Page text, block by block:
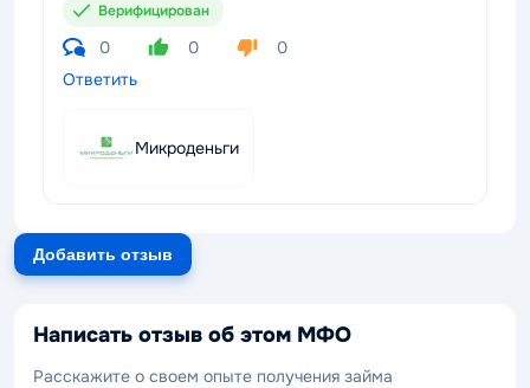
Верифицирован
0 0
0
Ответить
Микроденьги
Добавить отзыв
Написать отзыв об этом МФО
Расскажите о своем опыте получения займа